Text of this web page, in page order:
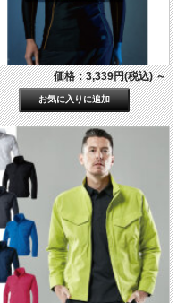
価格：3,339円(税込)～